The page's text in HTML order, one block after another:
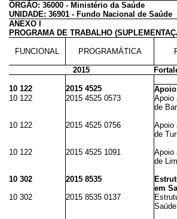
ÓRGÃO: 36000 - Ministério da Saúde
UNIDADE: 36901 - Fundo Nacional de Saúde
ANEXO I
PROGRAMA DE TRABALHO
FUNCIONAL PROGRAMÁTICA
2015
10 122
2015 4525
10 122
2015 4525 0573
Apoio
de
10 122
2015 4525 0756
Apoio
de
10 122
2015 4525 1091
Apoio
de
10 302
2015 8535
em
10 302
2015 8535 0137